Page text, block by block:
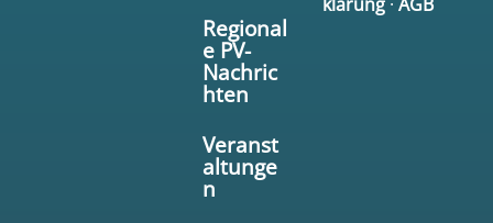
Regional
e PV-
Nachric
hten
Veranst
altunge
n